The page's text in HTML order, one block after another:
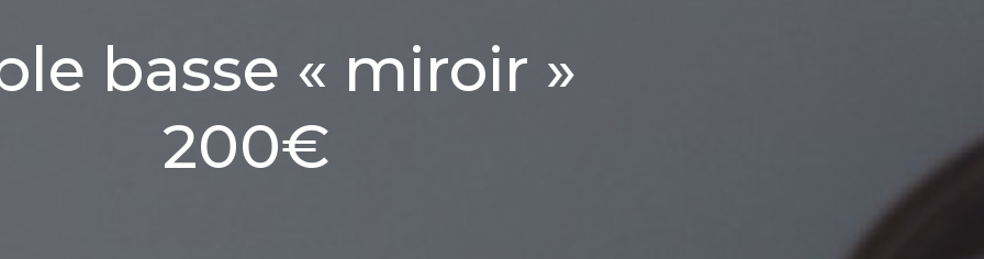
basse « miroir »
200€